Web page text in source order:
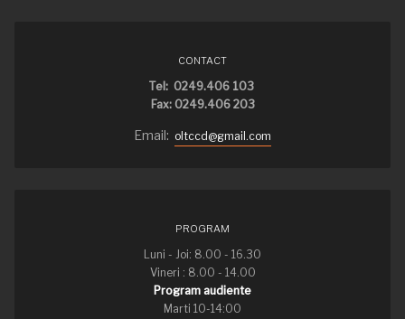
CONTACT
Tel: 0249.406 103
Fax: 0249.406 203
Email: oltccd@gmail.com
PROGRAM
Luni - Joi: 8.00 - 16.30
Vineri : 8.00 - 14.00
Program audiente
Marti 10-14:00